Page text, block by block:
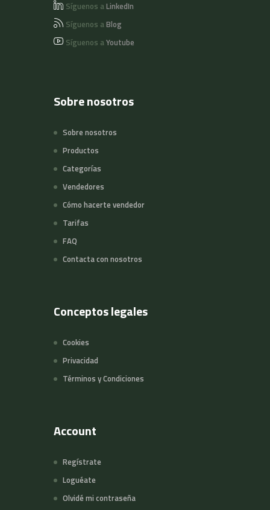
Síguenos aLinkedIn
Síguenos aBlog
Síguenos aYoutube
Sobre nosotros
Sobre nosotros
Productos
Categorías
Vendedores
Cómo hacerte vendedor
Tarifas
FAQ
Contacta con nosotros
Conceptos legales
Cookies
Privacidad
Términos y Condiciones
Account
Regístrate
Loguéate
Olvidé mi contraseña